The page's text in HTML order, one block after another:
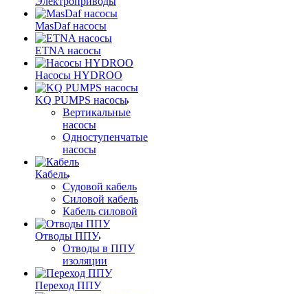
MasDaf насосы
ETNA насосы
Насосы HYDROO
KQ PUMPS насосы
Вертикальные
насосы
Одноступенчатые
насосы
Кабель
Судовой кабель
Силовой кабель
Кабель силовой
Отводы ППУ
Отводы в ППУ
изоляции
Переход ППУ